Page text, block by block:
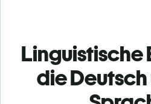
Linguistische
die